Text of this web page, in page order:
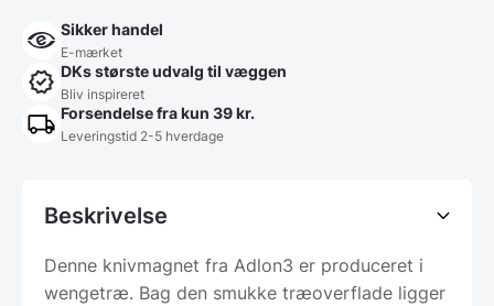
Sikker handel
E-mærket
DKs største udvalg til væggen
Bliv inspireret
Forsendelse fra kun 39 kr.
Leveringstid 2-5 hverdage
Beskrivelse
Denne knivmagnet fra Adlon3 er produceret i
wengetræ. Bag den smukke træoverflade ligger